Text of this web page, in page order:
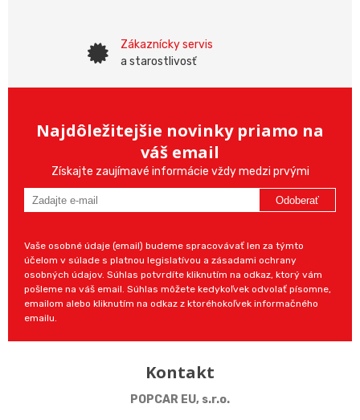
Zákaznícky servis
a starostlivosť
Najdôležitejšie novinky priamo na
váš email
Získajte zaujímavé informácie vždy medzi prvými
Odoberať
Vaše osobné údaje (email) budeme spracovávať len za týmto
účelom v súlade s platnou legislatívou a zásadami ochrany
osobných údajov. Súhlas potvrdíte kliknutím na odkaz, ktorý vám
pošleme na váš email. Súhlas môžete kedykoľvek odvolať písomne,
emailom alebo kliknutím na odkaz z ktoréhokoľvek informačného
emailu.
Kontakt
POPCAR EU, s.r.o.